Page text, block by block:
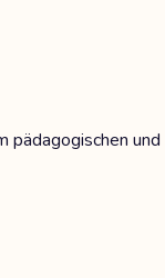
pädagogischen und